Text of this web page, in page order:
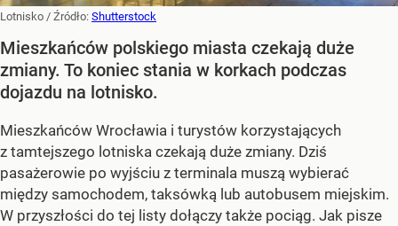
Lotnisko / Źródło: Shutterstock
Mieszkańców polskiego miasta czekają duże
zmiany. To koniec stania w korkach podczas
dojazdu na lotnisko.
Mieszkańców Wrocławia i turystów korzystających
z tamtejszego lotniska czekają duże zmiany. Dziś
pasażerowie po wyjściu z terminala muszą wybierać
między samochodem, taksówką lub autobusem miejskim.
W przyszłości do tej listy dołączy także pociąg. Jak pisze